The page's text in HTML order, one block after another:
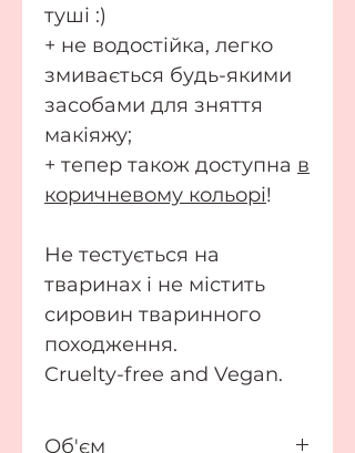
туші :)
+ не водостійка, легко
змивається будь-якими
засобами для зняття
макіяжу;
+ тепер також доступна в
коричневому кольорі!
Не тестується на
тваринах і не містить
сировин тваринного
походження.
Cruelty-free and Vegan.
Об'єм